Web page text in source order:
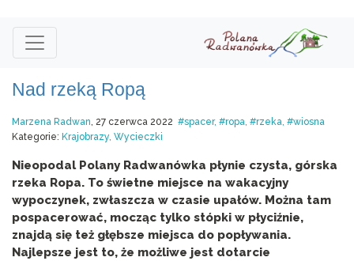
Nad rzeką Ropą
Marzena Radwan , 27 czerwca 2022 spacer ropa rzeka
wiosna
Kategorie: Krajobrazy Wycieczki
Nieopodal Polany Radwanówka płynie czysta, górska
rzeka Ropa. To świetne miejsce na wakacyjny
wypoczynek, zwłaszcza w czasie upałów. Można tam
pospacerować, mocząc tylko stópki w płyciźnie,
znajdą się też głębsze miejsca do popływania.
Najlepsze jest to, że możliwe jest dotarcie